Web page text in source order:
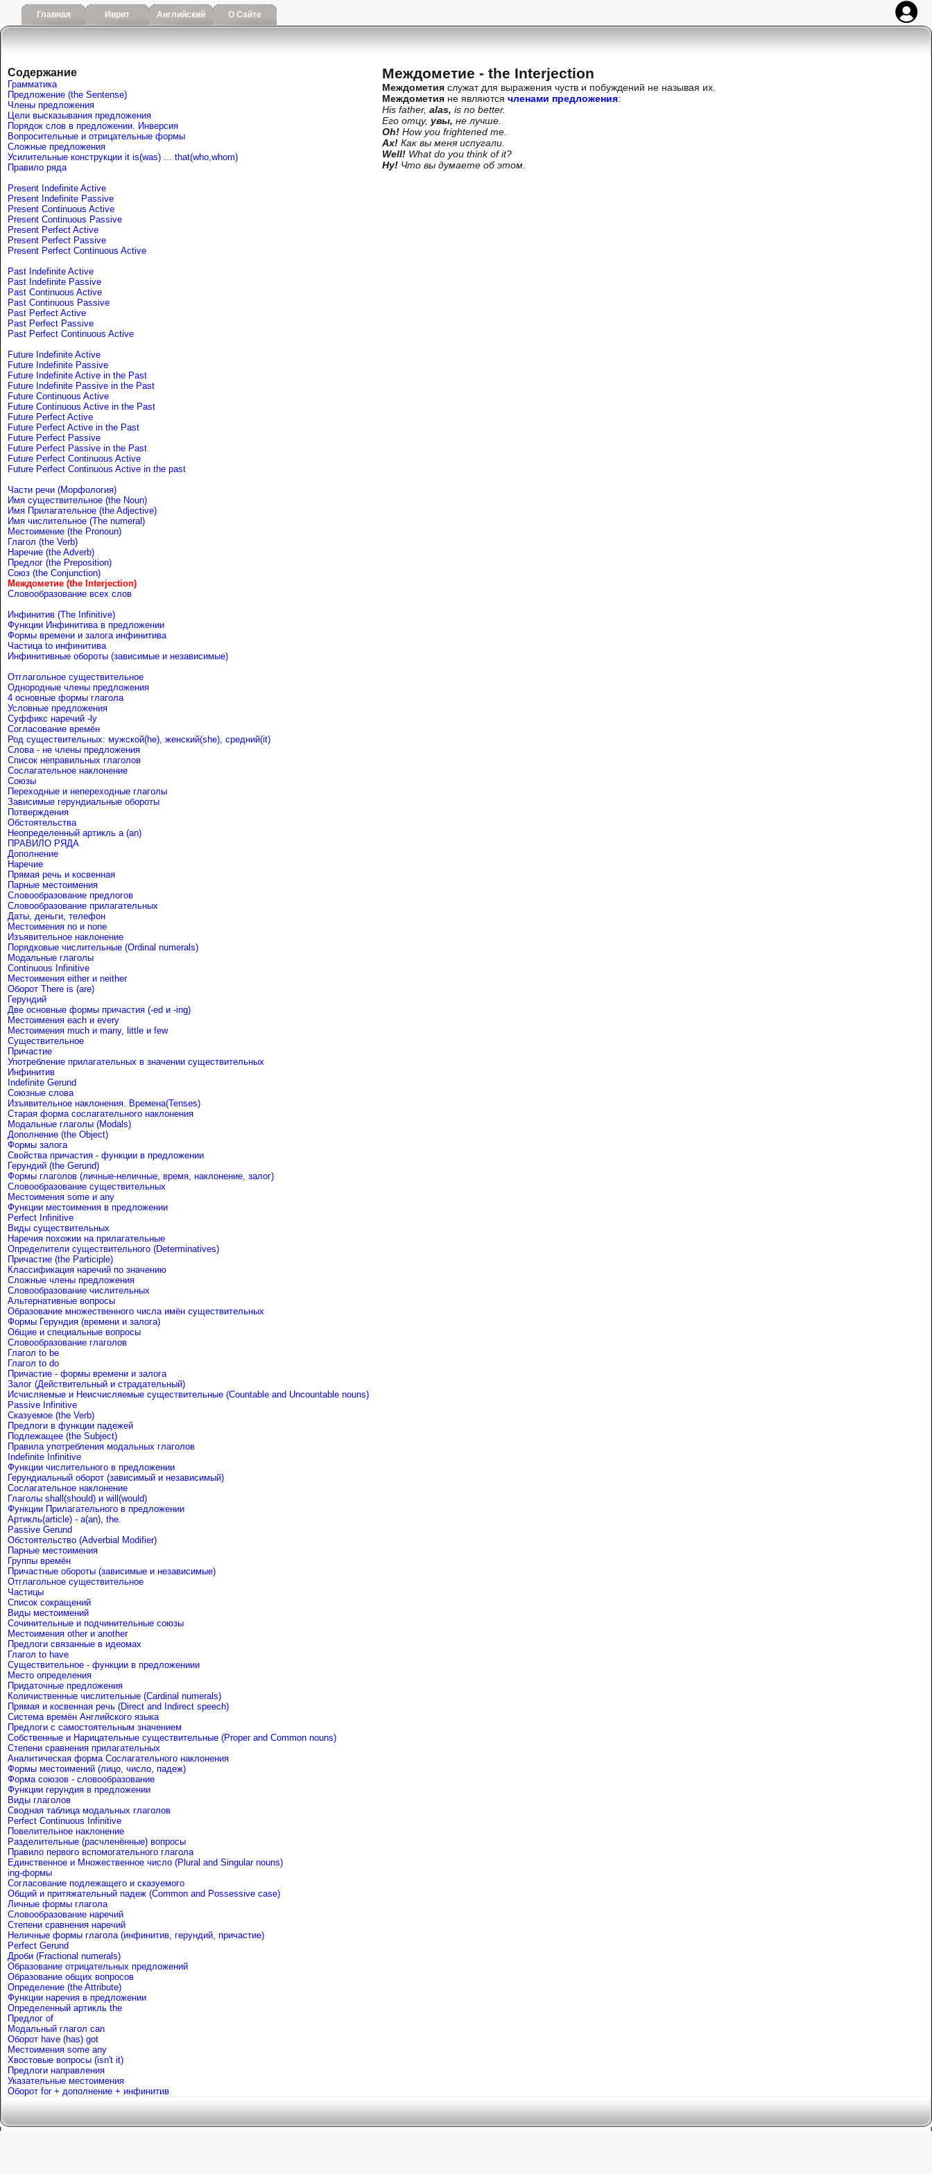
Главная Иврит Английский О Сайте
Содержание
Грамматика
Предложение (the Sentense)
Члены предложения
Цели высказывания предложения
Порядок слов в предложении. Инверсия
Вопросительные и отрицательные формы
Сложные предложения
Усилительные конструкции it is(was) ... that(who,whom)
Правило ряда
Present Indefinite Active
Present Indefinite Passive
Present Continuous Active
Present Continuous Passive
Present Perfect Active
Present Perfect Passive
Present Perfect Continuous Active
Past Indefinite Active
Past Indefinite Passive
Past Continuous Active
Past Continuous Passive
Past Perfect Active
Past Perfect Passive
Past Perfect Continuous Active
Future Indefinite Active
Future Indefinite Passive
Future Indefinite Active in the Past
Future Indefinite Passive in the Past
Future Continuous Active
Future Continuous Active in the Past
Future Perfect Active
Future Perfect Active in the Past
Future Perfect Passive
Future Perfect Passive in the Past
Future Perfect Continuous Active
Future Perfect Continuous Active in the past
Части речи (Морфология)
Имя существительное (the Noun)
Имя Прилагательное (the Adjective)
Имя числительное (The numeral)
Местоимение (the Pronoun)
Глагол (the Verb)
Наречие (the Adverb)
Предлог (the Preposition)
Союз (the Conjunction)
Междометие (the Interjection)
Словообразование всех слов
Инфинитив (The Infinitive)
Функции Инфинитива в предложении
Формы времени и залога инфинитива
Частица to инфинитива
Инфинитивные обороты (зависимые и независимые)
Отглагольное существительное
Однородные члены предложения
4 основные формы глагола
Условные предложения
Cуффикс наречий -ly
Согласование времён
Род существительных: мужской(he), женский(she), средний(it)
Слова - не члены предложения
Список неправильных глаголов
Сослагательное наклонение
Союзы
Переходные и непереходные глаголы
Зависимые герундиальные обороты
Потверждения
Обстоятельства
Неопределенный артикль a (an)
ПРАВИЛО РЯДА
Дополнение
Наречие
Прямая речь и косвенная
Парные местоимения
Словообразование предлогов
Словообразование прилагательных
Даты, деньги, телефон
Местоимения no и none
Изъявительное наклонение
Порядковые числительные (Ordinal numerals)
Модальные глаголы
Continuous Infinitive
Местоимения either и neither
Оборот There is (are)
Герундий
Две основные формы причастия (-ed и -ing)
Местоимения each и every
Местоимения much и many, little и few
Существительное
Причастие
Употребление прилагательных в значении существительных
Инфинитив
Indefinite Gerund
Союзные слова
Изъявительное наклонения. Времена(Tenses)
Старая форма сослагательного наклонения
Модальные глаголы (Modals)
Дополнение (the Object)
Формы залога
Свойства причастия - функции в предложении
Герундий (the Gerund)
Формы глаголов (личные-неличные, время, наклонение, залог)
Словообразование существительных
Местоимения some и any
Функции местоимения в предложении
Perfect Infinitive
Виды существительных
Наречия похожии на прилагательные
Определители существительного (Determinatives)
Причастие (the Participle)
Классификация наречий по значению
Сложные члены предложения
Словообразование числительных
Альтернативные вопросы
Образование множественного числа имён существительных
Формы Герундия (времени и залога)
Общие и специальные вопросы
Словообразование глаголов
Глагол to be
Глагол to do
Причастие - формы времени и залога
Залог (Действительный и страдательный)
Исчисляемые и Неисчисляемые существительные (Countable and Uncountable nouns)
Passive Infinitive
Сказуемое (the Verb)
Предлоги в функции падежей
Подлежащее (the Subject)
Правила употребления модальных глаголов
Indefinite Infinitive
Функции числительного в предложении
Герундиальный оборот (зависимый и независимый)
Сослагательное наклонение
Глаголы shall(should) и will(would)
Функции Прилагательного в предложении
Артикль(article) - a(an), the.
Passive Gerund
Обстоятельство (Adverbial Modifier)
Парные местоимения
Группы времён
Причастные обороты (зависимые и независимые)
Отглагольное существительное
Частицы
Список сокращений
Виды местоимений
Сочинительные и подчинительные союзы
Местоимения other и another
Предлоги связанные в идеомах
Глагол to have
Существительное - функции в предложениии
Место определения
Придаточные предложения
Количиственные числительные (Cardinal numerals)
Прямая и косвенная речь (Direct and Indirect speech)
Система времён Английского языка
Предлоги с самостоятельным значением
Собственные и Нарицательные cуществительные (Proper and Common nouns)
Степени сравнения прилагательных
Аналитическая форма Сослагательного наклонения
Формы местоимений (лицо, число, падеж)
Форма союзов - словообразование
Функции герундия в предложении
Виды глаголов
Сводная таблица модальных глаголов
Perfect Continuous Infinitive
Повелительное наклонение
Разделительные (расчленённые) вопросы
Правило первого вспомогательного глагола
Единственное и Множественное число (Plural and Singular nouns)
ing-формы
Согласование подлежащего и сказуемого
Общий и притяжательный падеж (Common and Possessive case)
Личные формы глагола
Словообразование наречий
Степени сравнения наречий
Неличные формы глагола (инфинитив, герундий, причастие)
Perfect Gerund
Дроби (Fractional numerals)
Образование отрицательных предложений
Образование общих вопросов
Определение (the Attribute)
Функции наречия в предложении
Определенный артикль the
Предлог of
Mодальный глагол can
Оборот have (has) got
Местоимения some any
Хвостовые вопросы (isn't it)
Предлоги направления
Указательные местоимения
Оборот for + дополнение + инфинитив
Междометие - the Interjection
Междометия служат для выражения чуств и побуждений не называя их.
Междометия не являются членами предложения:
His father, alas, is no better.
Его отцу, увы, не лучше.
Oh! How you frightened me.
Ах! Как вы меня испугали.
Well! What do you think of it?
Ну! Что вы думаете об этом.